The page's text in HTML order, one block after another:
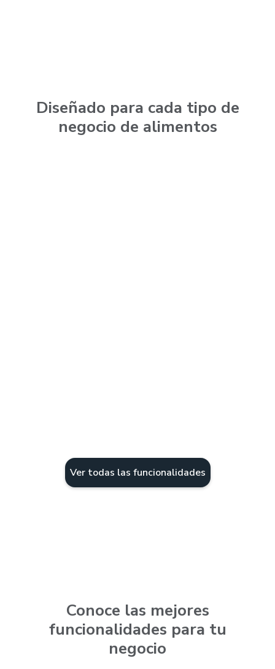
Diseñado para cada tipo de
negocio de alimentos
Ver todas las funcionalidades
Conoce las mejores
funcionalidades para tu
negocio